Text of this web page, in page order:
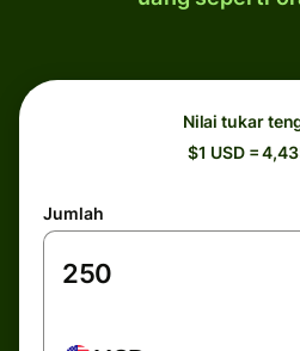
Nilai tukar
$1 USD =
Jumlah